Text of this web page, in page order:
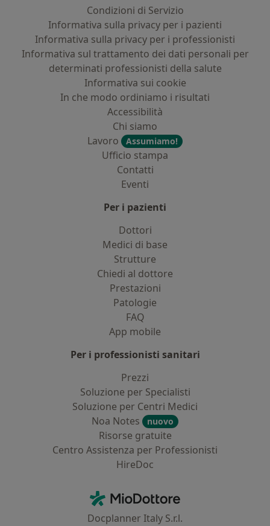
Condizioni di Servizio
Informativa sulla privacy per i pazienti
Informativa sulla privacy per i professionisti
Informativa sul trattamento dei dati personali per
determinati professionisti della salute
Informativa sui cookie
In che modo ordiniamo i risultati
Accessibilità
Chi siamo
Lavoro
Assumiamo!
Ufficio stampa
Contatti
Eventi
Per i pazienti
Dottori
Medici di base
Strutture
Chiedi al dottore
Prestazioni
Patologie
FAQ
App mobile
Per i professionisti sanitari
Prezzi
Soluzione per Specialisti
Soluzione per Centri Medici
Noa Notes
nuovo
Risorse gratuite
Centro Assistenza per Professionisti
HireDoc
MioDottore - Homepage
Docplanner Italy S.r.l.